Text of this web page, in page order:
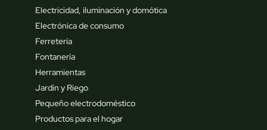
Electricidad, iluminación y domótica
Electrónica de consumo
Ferretería
Fontanería
Herramientas
Jardín y Riego
Pequeño electrodoméstico
Productos para el hogar